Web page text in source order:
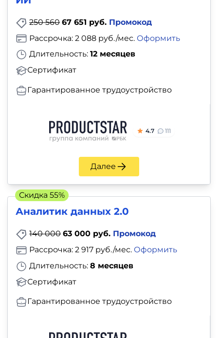
250 560 67 651 руб. Промокод
Длительность: 12 месяцев
Сертификат
Рассрочка: 2 088 руб./мес. Оформить
Гарантированное трудоустройство
4.7 111
Далее
Аналитик данных 2.0
140 000 63 000 руб. Промокод
Длительность: 8 месяцев
Сертификат
Рассрочка: 2 917 руб./мес. Оформить
Гарантированное трудоустройство
Скидка 55%